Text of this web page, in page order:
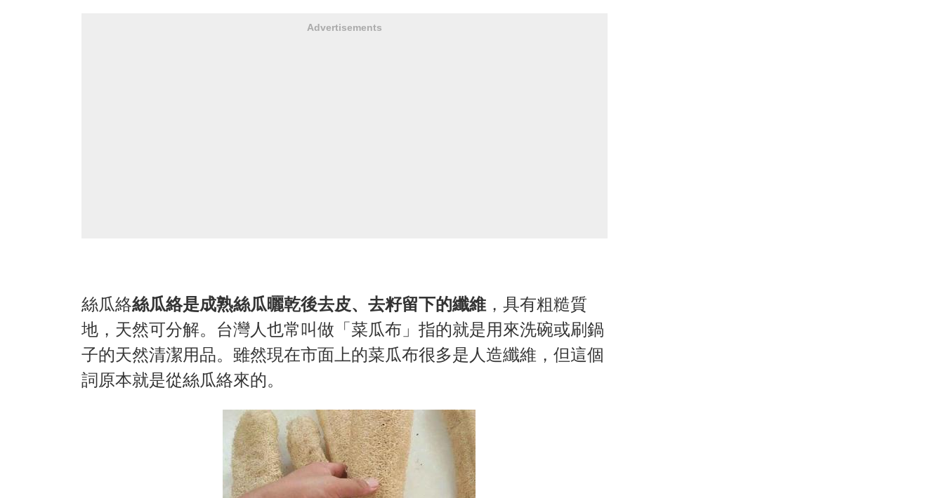
Advertisements
絲瓜絡絲瓜絡是成熟絲瓜曬乾後去皮、去籽留下的纖維 ，具有粗糙質
地，天然可分解。台灣人也常叫做「菜瓜布」指的就是用來洗碗或刷鍋
子的天然清潔用品。雖然現在市面上的菜瓜布很多是人造纖維，但這個
詞原本就是從絲瓜絡來的。